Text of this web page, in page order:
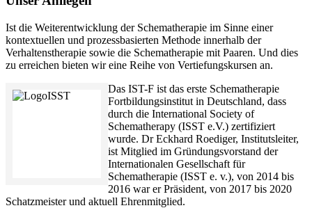
Ist die Weiterentwicklung der Schematherapie im Sinne einer
kontextuellen und prozessbasierten Methode innerhalb der
Verhaltenstherapie sowie die Schematherapie mit Paaren. Und dies
zu erreichen bieten wir eine Reihe von Vertiefungskursen an.
Das IST-F ist das erste Schematherapie
Fortbildungsinstitut in Deutschland, dass
durch die International Society of
Schematherapy (ISST e.V.) zertifiziert
wurde. Dr Eckhard Roediger, Institutsleiter,
ist Mitglied im Gründungsvorstand der
Internationalen Gesellschaft für
Schematherapie (ISST e. v.), von 2014 bis
2016 war er Präsident, von 2017 bis 2020
Schatzmeister und aktuell Ehrenmitglied.